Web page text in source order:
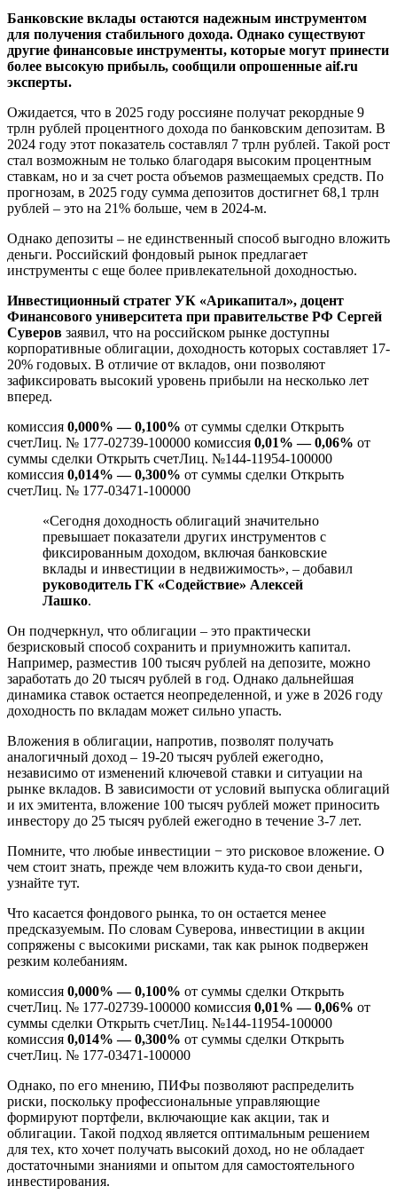
Банковские вклады остаются надежным инструментом
для получения стабильного дохода. Однако существуют
другие финансовые инструменты, которые могут принести
более высокую прибыль, сообщили опрошенные aif.ru
эксперты.
Ожидается, что в 2025 году россияне получат рекордные 9
трлн рублей процентного дохода по банковским депозитам. В
2024 году этот показатель составлял 7 трлн рублей. Такой рост
стал возможным не только благодаря высоким процентным
ставкам, но и за счет роста объемов размещаемых средств. По
прогнозам, в 2025 году сумма депозитов достигнет 68,1 трлн
рублей – это на 21% больше, чем в 2024-м.
Однако депозиты – не единственный способ выгодно вложить
деньги. Российский фондовый рынок предлагает
инструменты с еще более привлекательной доходностью.
Инвестиционный стратег УК «Арикапитал», доцент
Финансового университета при правительстве РФ Сергей
Суверов заявил, что на российском рынке доступны
корпоративные облигации, доходность которых составляет 17-
20% годовых. В отличие от вкладов, они позволяют
зафиксировать высокий уровень прибыли на несколько лет
вперед.
комиссия 0,000% — 0,100% от суммы сделки Открыть
счетЛиц. № 177-02739-100000 комиссия 0,01% — 0,06% от
суммы сделки Открыть счетЛиц. №144-11954-100000
комиссия 0,014% — 0,300% от суммы сделки Открыть
счетЛиц. № 177-03471-100000
«Сегодня доходность облигаций значительно
превышает показатели других инструментов с
фиксированным доходом, включая банковские
вклады и инвестиции в недвижимость», – добавил
руководитель ГК «Содействие» Алексей
Лашко.
Он подчеркнул, что облигации – это практически
безрисковый способ сохранить и приумножить капитал.
Например, разместив 100 тысяч рублей на депозите, можно
заработать до 20 тысяч рублей в год. Однако дальнейшая
динамика ставок остается неопределенной, и уже в 2026 году
доходность по вкладам может сильно упасть.
Вложения в облигации, напротив, позволят получать
аналогичный доход – 19-20 тысяч рублей ежегодно,
независимо от изменений ключевой ставки и ситуации на
рынке вкладов. В зависимости от условий выпуска облигаций
и их эмитента, вложение 100 тысяч рублей может приносить
инвестору до 25 тысяч рублей ежегодно в течение 3-7 лет.
Помните, что любые инвестиции − это рисковое вложение. О
чем стоит знать, прежде чем вложить куда-то свои деньги,
узнайте тут.
Что касается фондового рынка, то он остается менее
предсказуемым. По словам Суверова, инвестиции в акции
сопряжены с высокими рисками, так как рынок подвержен
резким колебаниям.
комиссия 0,000% — 0,100% от суммы сделки Открыть
счетЛиц. № 177-02739-100000 комиссия 0,01% — 0,06% от
суммы сделки Открыть счетЛиц. №144-11954-100000
комиссия 0,014% — 0,300% от суммы сделки Открыть
счетЛиц. № 177-03471-100000
Однако, по его мнению, ПИФы позволяют распределить
риски, поскольку профессиональные управляющие
формируют портфели, включающие как акции, так и
облигации. Такой подход является оптимальным решением
для тех, кто хочет получать высокий доход, но не обладает
достаточными знаниями и опытом для самостоятельного
инвестирования.